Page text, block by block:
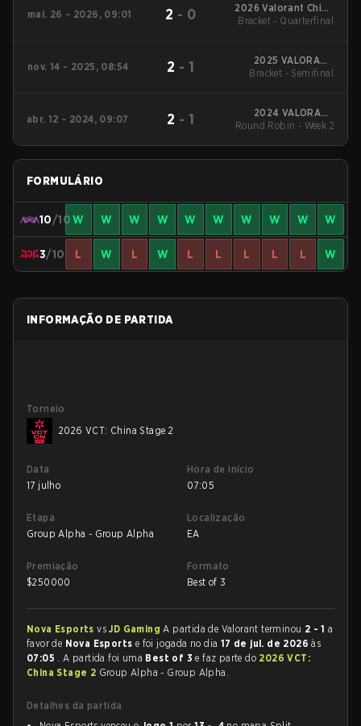
mai. 26 - 2026, 09:01 2 - 0
2026 Valorant China
Evolution Series Act 2
Bracket - Quarterfinal
nov. 14 - 2025, 08:54 2 - 1
2025 VALORANT
China Evolution
Bracket - Semifinal
abr. 12 - 2024, 09:07 2 - 1
2024 VALORANT
Champions Tour:China
Round Robin - Week 2
FORMULÁRIO
10/10W W W W W W W W W W
3/10 L W L W L L L L L W
INFORMAÇÃO DE PARTIDA
Torneio
2026 VCT: China Stage 2
Data
17 julho
Hora de início
07:05
Etapa
Group Alpha - Group Alpha
Localização
EA
Premiação
$250000
Formato
Best of 3
Nova EsportsvsJD GamingA partida de Valorant terminou 2 - 1 a
favor de Nova Esports e foi jogada no dia 17 de jul. de 2026às
07:05 . A partida foi uma Best of 3e faz parte do 2026 VCT:
China Stage 2 Group Alpha - Group Alpha.
Detalhes da partida